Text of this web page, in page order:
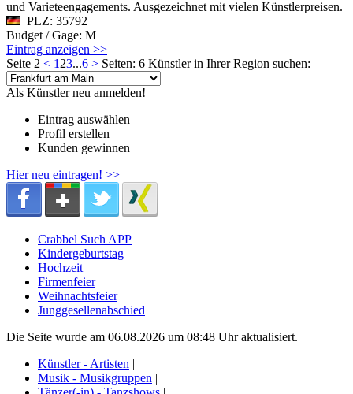
und Varieteengagements. Ausgezeichnet mit vielen Künstlerpreisen.
PLZ: 35792
Budget / Gage: M
Eintrag anzeigen >>
Seite 2 < 1 23...6 > Seiten: 6 Künstler in Ihrer Region suchen:
Als Künstler neu anmelden!
Eintrag auswählen
Profil erstellen
Kunden gewinnen
Hier neu eintragen! >>
Crabbel Such APP
Kindergeburtstag
Hochzeit
Firmenfeier
Weihnachtsfeier
Junggesellenabschied
Die Seite wurde am 06.08.2026 um 08:48 Uhr aktualisiert.
Künstler - Artisten |
Musik - Musikgruppen |